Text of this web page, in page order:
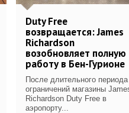
Duty Free
возвращается: James
Richardson
возобновляет полную
работу в Бен-Гурионе
После длительного периода
ограничений магазины
Richardson Duty Free в
аэропорту...